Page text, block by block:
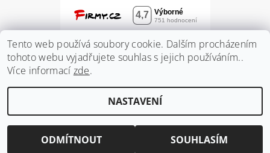
Vložením hodnocení souhlasíte spodmínkami
ochrany osobních údajů
2026 ©Zahradnidum.cz, všechna práva vyhrazena
Tento web používá soubory cookie. Dalším procházením
tohoto webu vyjadřujete souhlas s jejich používáním..
Více informací zde.
NASTAVENÍ
ODMÍTNOUT SOUHLASÍM